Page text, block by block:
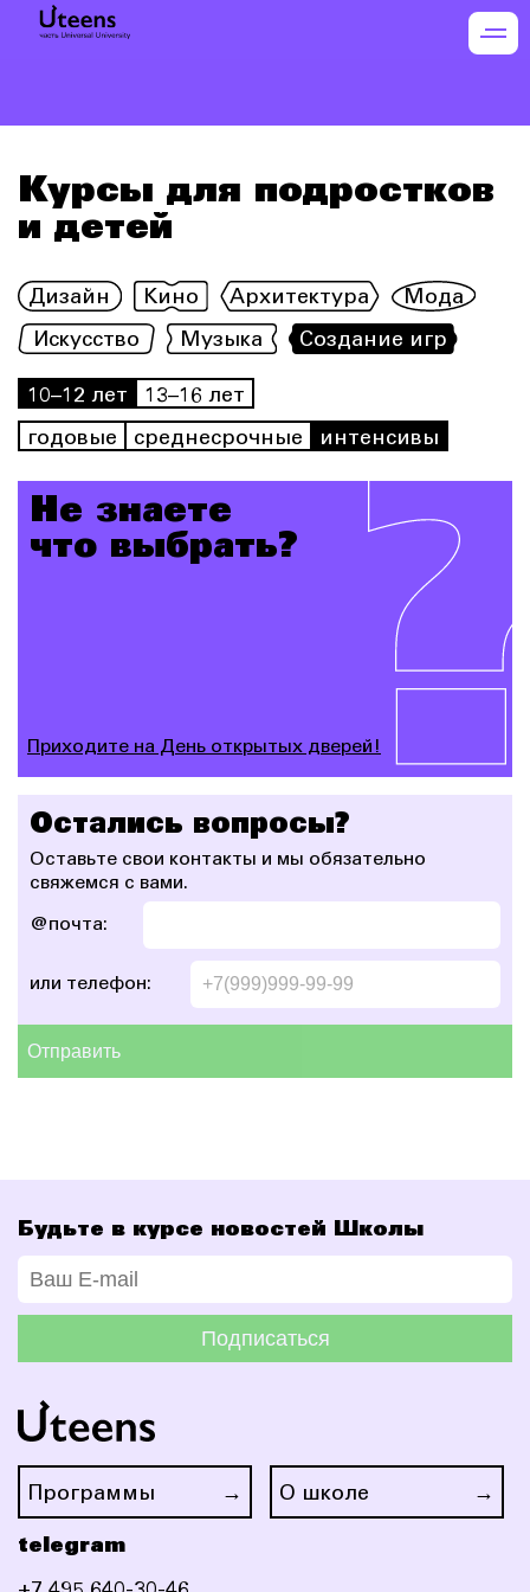
Курсы для подростков
и детей
Дизайн Кино Архитектура
Мода
Искусство
Музыка Создание игр
10–12 лет
13–16 лет
годовые
среднесрочные интенсивы
Не знаете
что выбрать?
Приходите на День открытых дверей!
Остались вопросы?
Оставьте свои контакты и мы обязательно
свяжемся с вами.
@почта:
или телефон:
Отправить
Будьте в курсе новостей Школы
Подписаться
Программы О школе
telegram